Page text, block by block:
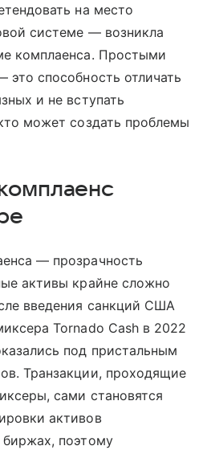
на место
системе — возникла
комплаенса. Простыми
способность отличать
и не вступать
может создать проблемы
— прозрачность
активы крайне сложно
введения санкций США
Tornado Cash в 2022
под пристальным
Транзакции, проходящие
сами становятся
активов
биржах, поэтому